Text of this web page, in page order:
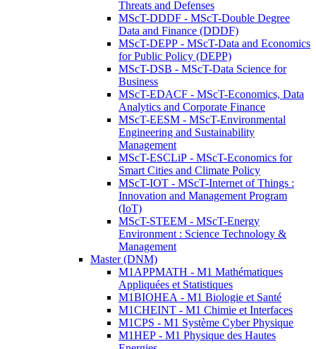
Threats and Defenses
MScT-DDDF - MScT-Double Degree
Data and Finance (DDDF)
MScT-DEPP - MScT-Data and Economics
for Public Policy (DEPP)
MScT-DSB - MScT-Data Science for
Business
MScT-EDACF - MScT-Economics, Data
Analytics and Corporate Finance
MScT-EESM - MScT-Environmental
Engineering and Sustainability
Management
MScT-ESCLiP - MScT-Economics for
Smart Cities and Climate Policy
MScT-IOT - MScT-Internet of Things :
Innovation and Management Program
(IoT)
MScT-STEEM - MScT-Energy
Environment : Science Technology &
Management
Master (DNM)
M1APPMATH - M1 Mathématiques
Appliquées et Statistiques
M1BIOHEA - M1 Biologie et Santé
M1CHEINT - M1 Chimie et Interfaces
M1CPS - M1 Système Cyber Physique
M1HEP - M1 Physique des Hautes